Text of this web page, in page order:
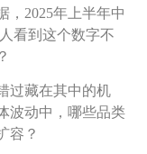
，2025年上半年中
看到这个数字不
过藏在其中的机
波动中，哪些品类
容？